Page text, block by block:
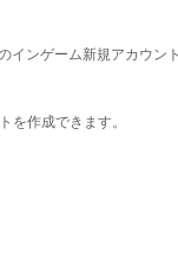
インゲーム新規アカウン
を作成できます。